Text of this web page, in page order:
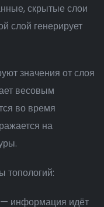
скрытые слои
слой генерирует
значения от слоя
весовым
во время
на
топологий:
информация идёт